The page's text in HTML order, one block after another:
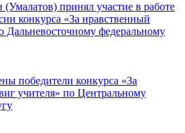
принял участие в работе
конкурса «За нравственный
Дальневосточному федеральному
победители конкурса «За
учителя» по Центральному